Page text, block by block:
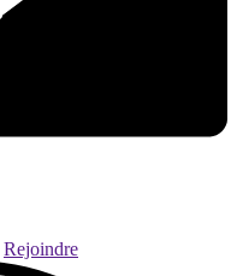
Rejoindre